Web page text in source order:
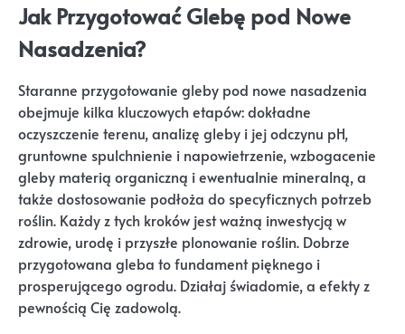
Jak Przygotować Glebę pod Nowe
Nasadzenia?
Staranne przygotowanie gleby pod nowe nasadzenia
obejmuje kilka kluczowych etapów: dokładne
oczyszczenie terenu, analizę gleby i jej odczynu pH,
gruntowne spulchnienie i napowietrzenie, wzbogacenie
gleby materią organiczną i ewentualnie mineralną, a
także dostosowanie podłoża do specyficznych potrzeb
roślin. Każdy z tych kroków jest ważną inwestycją w
zdrowie, urodę i przyszłe plonowanie roślin. Dobrze
przygotowana gleba to fundament pięknego i
prosperującego ogrodu. Działaj świadomie, a efekty z
pewnością Cię zadowolą.